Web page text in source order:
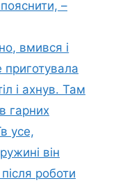
–
вмився і
і ахнув. Там
гарних
усе,
він
роботи